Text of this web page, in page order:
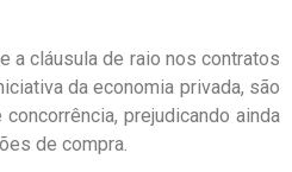
a cláusula de raio nos contratos
da economia privada, são
prejudicando ainda
de compra.